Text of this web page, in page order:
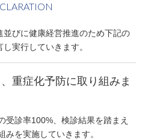
並びに健康経営推進のため下記の
実行していきます。
重症化予防に取り組みま
受診率100%、検診結果を踏まえ
みを実施していきます。